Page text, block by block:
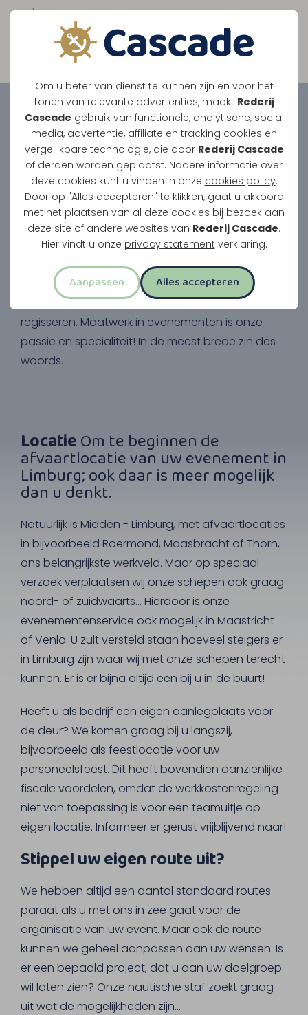
Om u beter van dienst te kunnen zijn en voor het
tonen van relevante advertenties, maakt Rederij
Cascade gebruik van functionele, analytische, social
media, advertentie, affiliate en tracking cookies en
vergelijkbare technologie, die door Rederij Cascade
of derden worden geplaatst. Nadere informatie over
deze cookies kunt u vinden in onze cookies policy.
Door op "Alles accepteren" te klikken, gaat u akkoord
met het plaatsen van al deze cookies bij bezoek aan
deze site of andere websites van Rederij Cascade.
Hier vindt u onze privacy statement verklaring.
Aanpassen Alles accepteren
Boek direct je vaart
Heeft u iets specials in
gedachten?Of heeft u
juist meerdere
interessante opties
gezien, die u graag in een
arrangement zou willen
combineren?
Voor gezelschappen kunnen we exclusieve
happenings op het water ontwikkelen en
regisseren. Maatwerk in evenementen is onze
passie en specialiteit! In de meest brede zin des
woords.
LocatieOm te beginnen de
afvaartlocatie van uw evenement in
Limburg; ook daar is meer mogelijk
dan u denkt.
Natuurlijk is Midden - Limburg, met afvaartlocaties
in bijvoorbeeld Roermond, Maasbracht of Thorn,
ons belangrijkste werkveld. Maar op speciaal
verzoek verplaatsen wij onze schepen ook graag
noord- of zuidwaarts... Hierdoor is onze
evenementenservice ook mogelijk in Maastricht
of Venlo. U zult versteld staan hoeveel steigers er
in Limburg zijn waar wij met onze schepen terecht
kunnen. Er is er bijna altijd een bij u in de buurt!
Heeft u als bedrijf een eigen aanlegplaats voor
de deur? We komen graag bij u langszij,
bijvoorbeeld als feestlocatie voor uw
personeelsfeest. Dit heeft bovendien aanzienlijke
fiscale voordelen, omdat de werkkostenregeling
niet van toepassing is voor een teamuitje op
eigen locatie. Informeer er gerust vrijblijvend naar!
Stippel uw eigen route uit?
We hebben altijd een aantal standaard routes
paraat als u met ons in zee gaat voor de
organisatie van uw event. Maar ook de route
kunnen we geheel aanpassen aan uw wensen. Is
er een bepaald project, dat u aan uw doelgroep
wil laten zien? Onze nautische staf zoekt graag
uit wat de mogelijkheden zijn...